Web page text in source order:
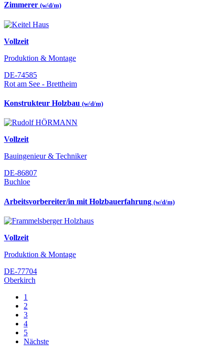
Zimmerer (w/d/m)
Vollzeit
Produktion & Montage
DE-74585
Rot am See - Brettheim
Konstrukteur Holzbau (w/d/m)
Vollzeit
Bauingenieur & Techniker
DE-86807
Buchloe
Arbeitsvorbereiter/in mit Holzbauerfahrung (w/d/m)
Vollzeit
Produktion & Montage
DE-77704
Oberkirch
1
2
3
4
5
Nächste